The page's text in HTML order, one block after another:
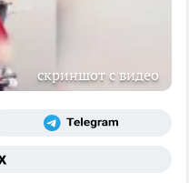
скриншот с видео